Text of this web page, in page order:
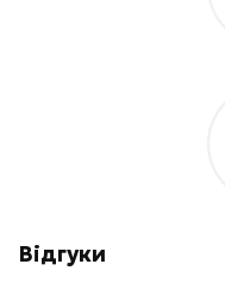
Відгуки